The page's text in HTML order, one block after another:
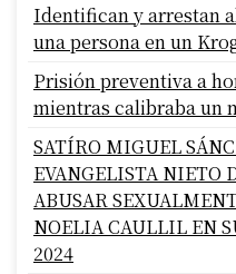
Identifican y arrestan
una persona en un
Prisión preventiva a
mientras calibraba un
SATÍRO MIGUEL
EVANGELISTA NIETO
ABUSAR
NOELIA CAULLIL EN
2024